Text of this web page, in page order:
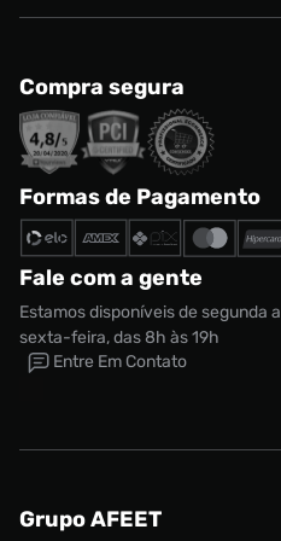
Compra segura
Formas de Pagamento
Fale com a gente
Estamos disponíveis de segunda a
sexta-feira, das 8h às 19h
Entre Em Contato
Grupo AFEET